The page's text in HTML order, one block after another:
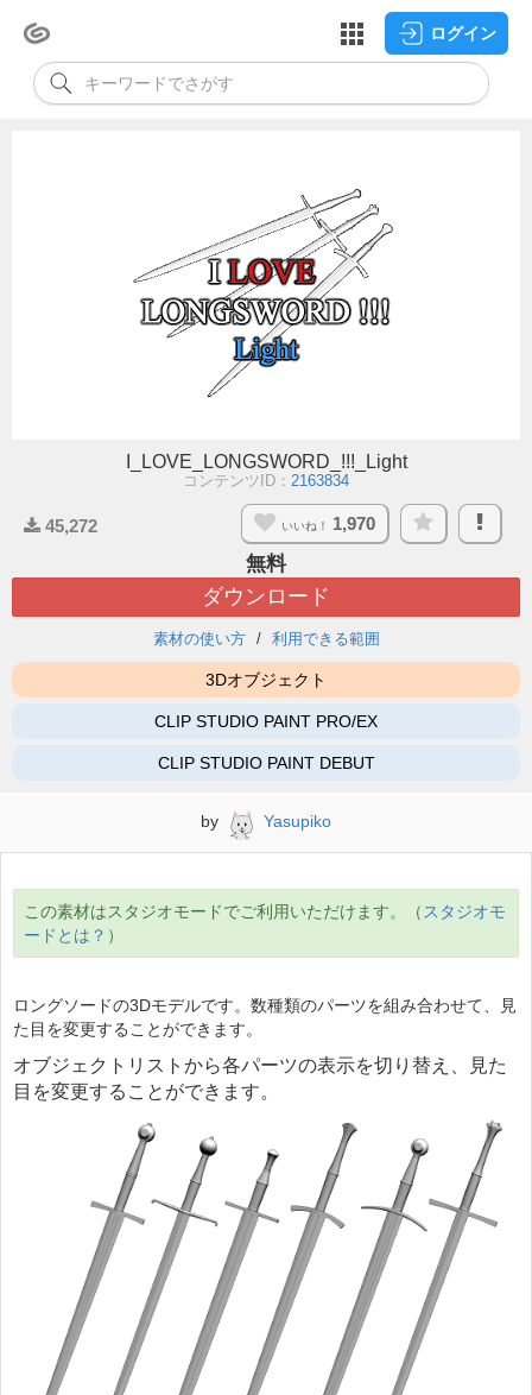
ログイン
I_LOVE_LONGSWORD_!!!_Light
コンテンツID： 2163834
45,272 いいね！ 1,970
無料
ダウンロード
素材の使い方 利用できる範囲
3Dオブジェクト
CLIP STUDIO PAINT PRO/EX
CLIP STUDIO PAINT DEBUT
by Yasupiko
この素材はスタジオモードでご利用いただけます。（ スタジオモ
ードとは？ ）
ロングソードの3Dモデルです。数種類のパーツを組み合わせて、見
た目を変更することができます。
オブジェクトリストから各パーツの表示を切り替え、見た
目を変更することができます。